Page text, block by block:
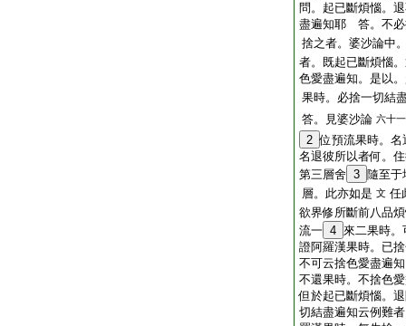
問。起已斷煩惱。
盡遍知耶 答。不必
捨之者。婆沙論中
者。既起已斷煩惱
色愛盡遍知。是以
果時。必捨一切結
答。見婆沙論 六十一
2 位預流果時。
名退彼所以者何。
第三層舍 3 隨至于
層。此亦如是 文 任
欲界修所斷前八品
流一 4 來二果時。
證阿羅漢果時。已
不可云捨色愛盡遍
不還果時。不捨色
但於起已斷煩惱。
切結盡遍知云例難